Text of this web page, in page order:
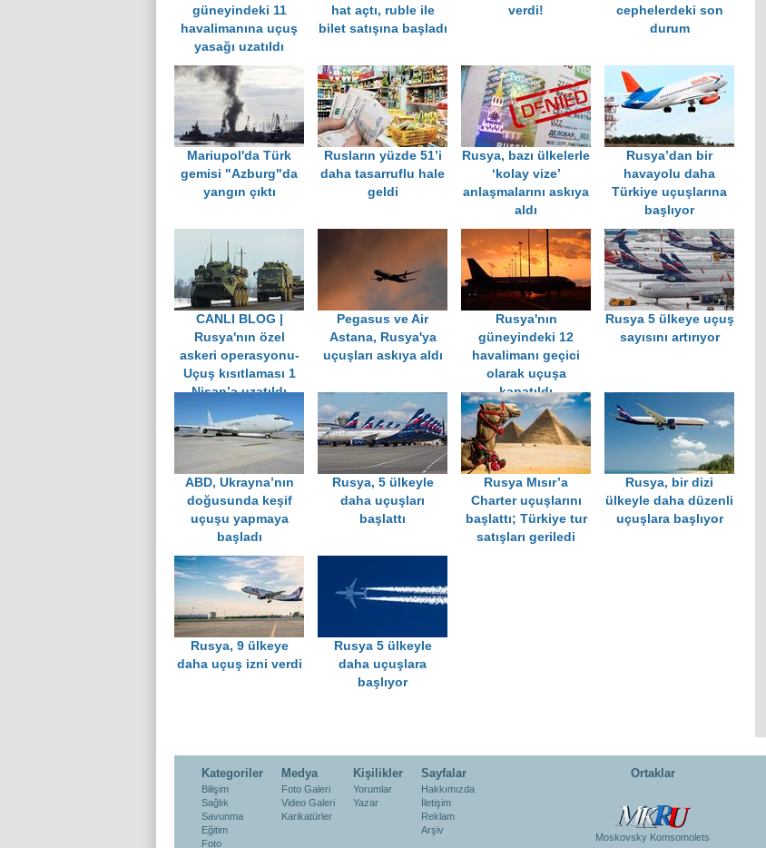
güneyindeki 11
havalimanına uçuş
yasağı uzatıldı
hat açtı, ruble ile
bilet satışına başladı
verdi!
cephelerdeki son
durum
Mariupol'da Türk
gemisi "Azburg"da
yangın çıktı
Rusların yüzde 51’i
daha tasarruflu hale
geldi
Rusya, bazı ülkelerle
‘kolay vize’
anlaşmalarını askıya
aldı
Rusya’dan bir
havayolu daha
Türkiye uçuşlarına
başlıyor
CANLI BLOG |
Rusya'nın özel
askeri operasyonu-
Uçuş kısıtlaması 1
Nisan’a uzatıldı
Pegasus ve Air
Astana, Rusya'ya
uçuşları askıya aldı
Rusya'nın
güneyindeki 12
havalimanı geçici
olarak uçuşa
kapatıldı
Rusya 5 ülkeye uçuş
sayısını artırıyor
ABD, Ukrayna’nın
doğusunda keşif
uçuşu yapmaya
başladı
Rusya, 5 ülkeyle
daha uçuşları
başlattı
Rusya Mısır’a
Charter uçuşlarını
başlattı; Türkiye tur
satışları geriledi
Rusya, bir dizi
ülkeyle daha düzenli
uçuşlara başlıyor
Rusya, 9 ülkeye
daha uçuş izni verdi
Rusya 5 ülkeyle
daha uçuşlara
başlıyor
Kategoriler
Bilişim
Sağlık
Savunma
Eğitim
Foto
Medya
Foto Galeri
Video Galeri
Karikatürler
Kişilikler
Yorumlar
Yazar
Sayfalar
Hakkımızda
İletişim
Reklam
Arşiv
Ortaklar
Moskovsky Komsomolets